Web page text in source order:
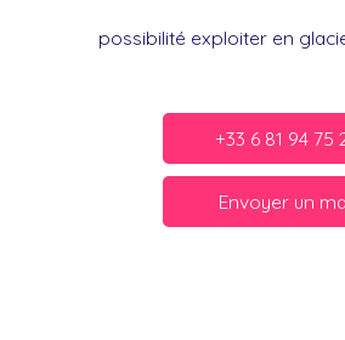
possibilité exploiter en
+33 6 81 94 75
Envoyer un